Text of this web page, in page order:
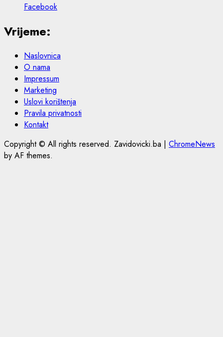
Facebook
Vrijeme:
Naslovnica
O nama
Impressum
Marketing
Uslovi korištenja
Pravila privatnosti
Kontakt
Copyright © All rights reserved. Zavidovicki.ba | ChromeNews
by AF themes.